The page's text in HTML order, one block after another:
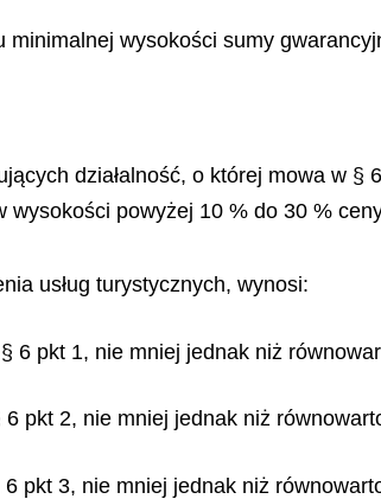
wysokości sumy
działalność, o której mowa w §
wysokości powyżej 10 % do 30 %
usług turystycznych, wynosi:
6 pkt 1, nie mniej jednak niż
pkt 2, nie mniej jednak niż
pkt 3, nie mniej jednak niż